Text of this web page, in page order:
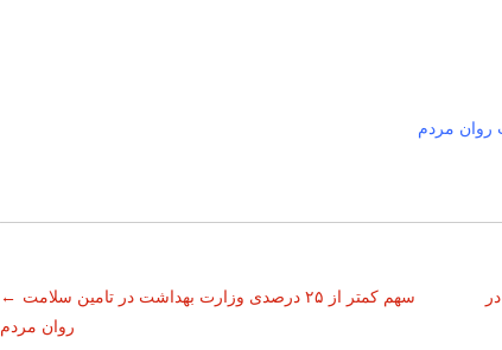
← سهم کمتر از ۲۵ درصدی وزارت بهداشت در تامین سلامت
روان مردم